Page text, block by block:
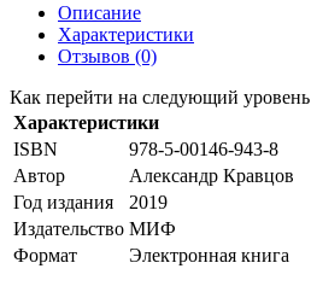
Описание
Характеристики
Отзывов (0)
Как перейти на следующий уровень
Характеристики
ISBN
978-5-00146-943-8
Автор
Александр Кравцов
Год издания
2019
Издательство МИФ
Формат
Электронная книга